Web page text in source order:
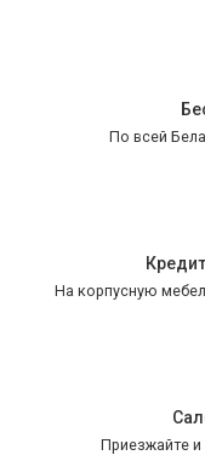
По всей
На корпусную
Приезжайте